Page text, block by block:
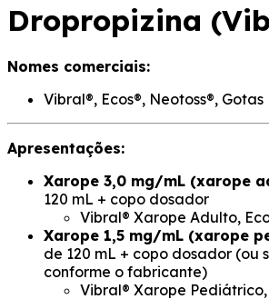
Dropropizina
Nomes comerciais:
Vibral®, Ecos®, Neotoss®, Gotas
Apresentações:
Xarope 3,0 mg/mL (xarope
120 mL + copo dosador
Vibral® Xarope Adulto,
Xarope 1,5 mg/mL (xarope
de 120 mL + copo dosador (ou
conforme o fabricante)
Vibral® Xarope Pediátrico,